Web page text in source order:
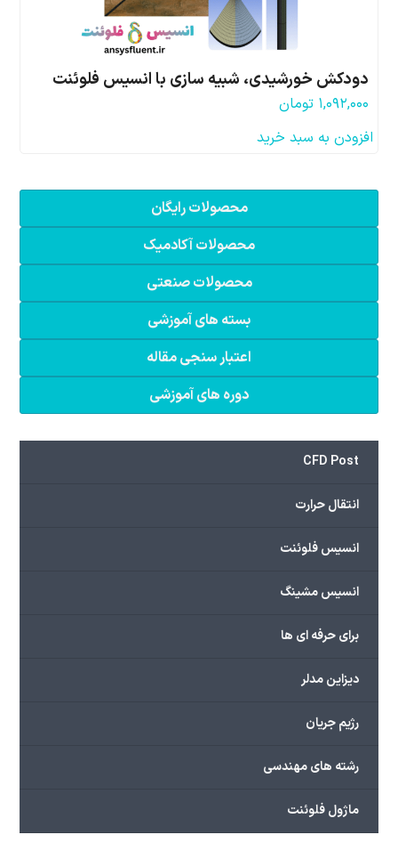
دودکش خورشیدی، شبیه سازی با انسیس فلوئنت
۱,۰۹۲,۰۰۰ تومان
افزودن به سبد خرید
محصولات رایگان
محصولات آکادمیک
محصولات صنعتی
بسته های آموزشی
اعتبار سنجی مقاله
دوره های آموزشی
CFD Post
انتقال حرارت
انسیس فلوئنت
انسیس مشینگ
برای حرفه ای ها
دیزاین مدلر
رژیم جریان
رشته های مهندسی
ماژول فلوئنت